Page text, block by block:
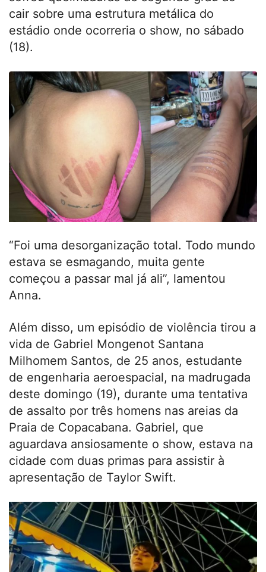
cair sobre uma estrutura metálica do
estádio onde ocorreria o show, no sábado
(18).
“Foi uma desorganização total. Todo mundo
estava se esmagando, muita gente
começou a passar mal já ali”, lamentou
Anna.
Além disso, um episódio de violência tirou a
vida de Gabriel Mongenot Santana
Milhomem Santos, de 25 anos, estudante
de engenharia aeroespacial, na madrugada
deste domingo (19), durante uma tentativa
de assalto por três homens nas areias da
Praia de Copacabana. Gabriel, que
aguardava ansiosamente o show, estava na
cidade com duas primas para assistir à
apresentação de Taylor Swift.